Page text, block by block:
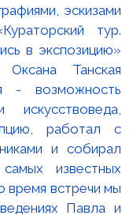
эскизами
тур.
в экспозицию»
Танская
- возможность
искусствоведа,
работал с
и собирал
известных
время встречи мы
Павла и